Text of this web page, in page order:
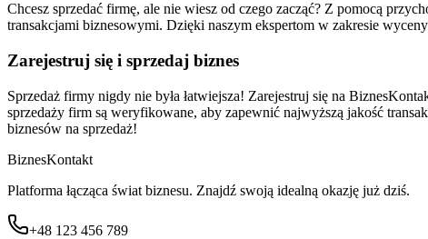
Chcesz sprzedać firmę, ale nie wiesz od czego zacząć? Z pomocą
transakcjami biznesowymi. Dzięki naszym ekspertom w zakresie
Zarejestruj się i sprzedaj biznes
Sprzedaż firmy nigdy nie była łatwiejsza! Zarejestruj się na
sprzedaży firm są weryfikowane, aby zapewnić najwyższą jakość
biznesów na sprzedaż!
BiznesKontakt
Platforma łącząca świat biznesu. Znajdź swoją idealną okazję już dziś.
+48 123 456 789